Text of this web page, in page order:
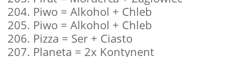
204. Piwo = Alkohol + Chleb
205. Piwo = Alkohol + Chleb
206. Pizza = Ser + Ciasto
207. Planeta = 2x Kontynent